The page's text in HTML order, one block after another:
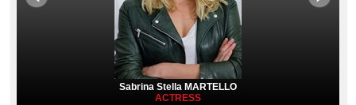
Sabrina Stella MARTELLO
ACTRESS